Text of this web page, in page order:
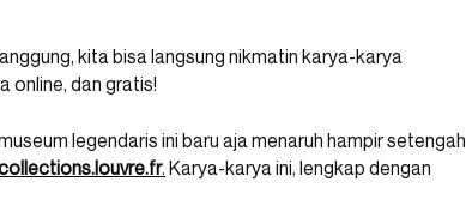
kita bisa langsung nikmatin karya-karya
online, dan gratis!
legendaris ini baru aja menaruh hampir setengah
. Karya-karya ini, lengkap dengan